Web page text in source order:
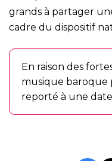
grands à partager
cadre du dispositif
En raison des
musique baroque
reporté à une